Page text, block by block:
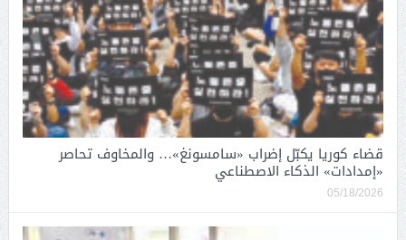
قضاء كوريا يكبّل إضراب «سامسونغ»… والمخاوف تحاصر
«إمدادات» الذكاء الاصطناعي
05/18/2026